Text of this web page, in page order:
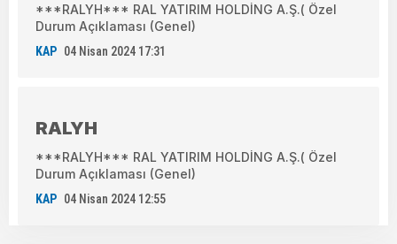
***RALYH*** RAL YATIRIM HOLDİNG A.Ş.( Özel
Durum Açıklaması (Genel)
KAP 04 Nisan 2024 17:31
RALYH
***RALYH*** RAL YATIRIM HOLDİNG A.Ş.( Özel
Durum Açıklaması (Genel)
KAP 04 Nisan 2024 12:55